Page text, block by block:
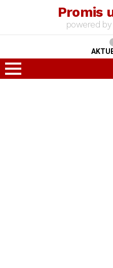
Promis
powered by
Menu